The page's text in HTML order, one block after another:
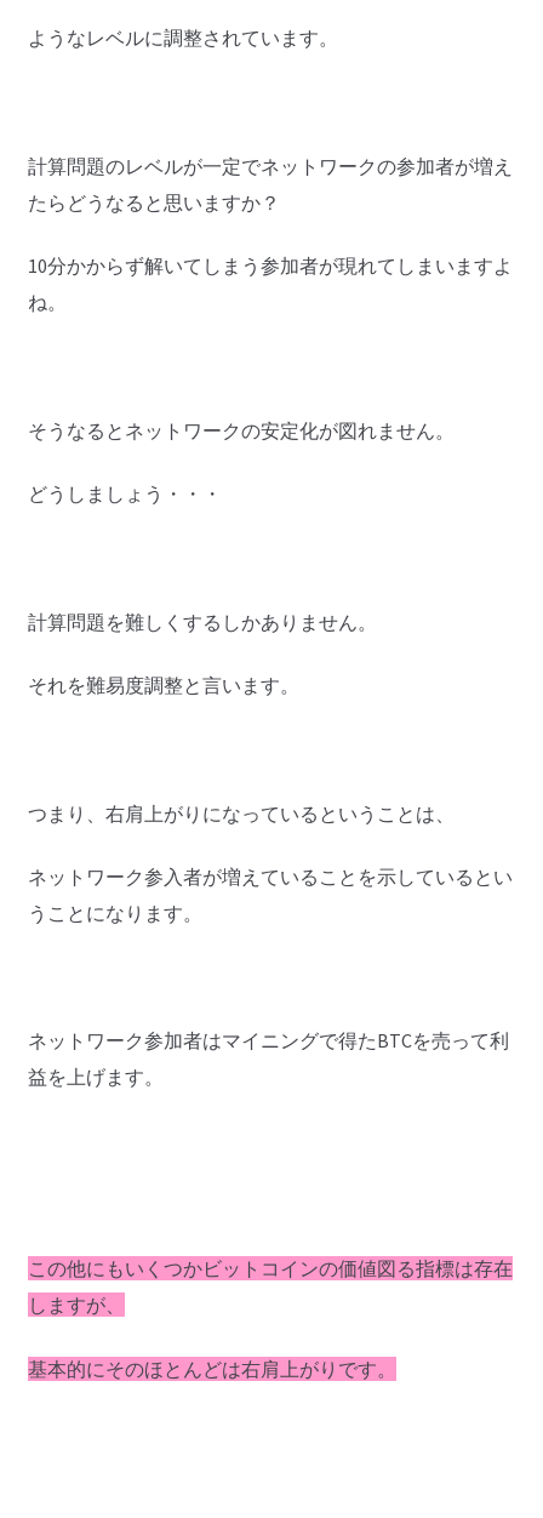
ようなレベルに調整されています。
計算問題のレベルが一定でネットワークの参加者が増え
たらどうなると思いますか？
10分かからず解いてしまう参加者が現れてしまいますよ
ね。
そうなるとネットワークの安定化が図れません。
どうしましょう・・・
計算問題を難しくするしかありません。
それを難易度調整と言います。
つまり、右肩上がりになっているということは、
ネットワーク参入者が増えていることを示しているとい
うことになります。
ネットワーク参加者はマイニングで得たBTCを売って利
益を上げます。
この他にもいくつかビットコインの価値図る指標は存在
しますが、
基本的にそのほとんどは右肩上がりです。